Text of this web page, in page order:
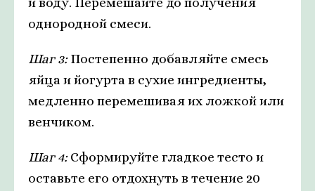
однородной смеси.
Шаг 3:Постепенно добавляйте смесь
яйца и йогурта в сухие ингредиенты,
медленно перемешивая их ложкой или
венчиком.
Шаг 4:Сформируйте гладкое тесто и
оставьте его отдохнуть в течение 20